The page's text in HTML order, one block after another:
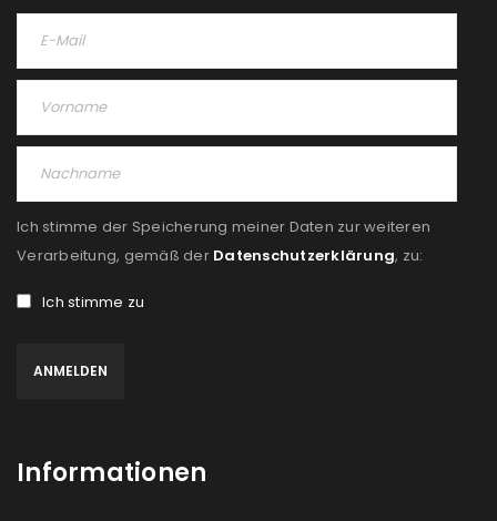
Ich stimme der Speicherung meiner Daten zur weiteren
Verarbeitung, gemäß der Datenschutzerklärung, zu:
Ich stimme zu
Informationen